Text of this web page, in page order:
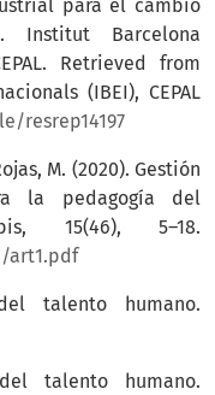
para el cambio
Institut Barcelona
Retrieved from
(IBEI), CEPAL
resrep14197
M. (2020). Gestión
la pedagogía del
15(46), 5–18.
art1.pdf
talento humano.
talento humano.